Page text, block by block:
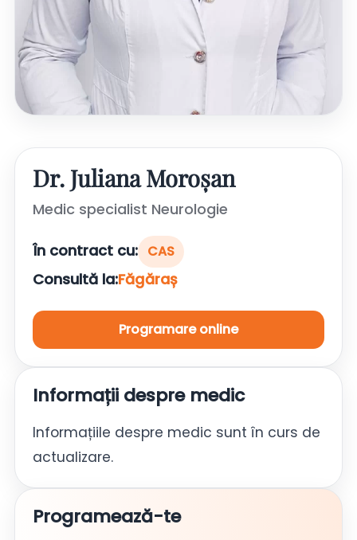
Dr. Juliana Moroșan
Medic specialist Neurologie
În contract cu: CAS
Consultă la:Făgăraș
Programare online
Informații despre medic
Informațiile despre medic sunt în curs de
actualizare.
Programează-te